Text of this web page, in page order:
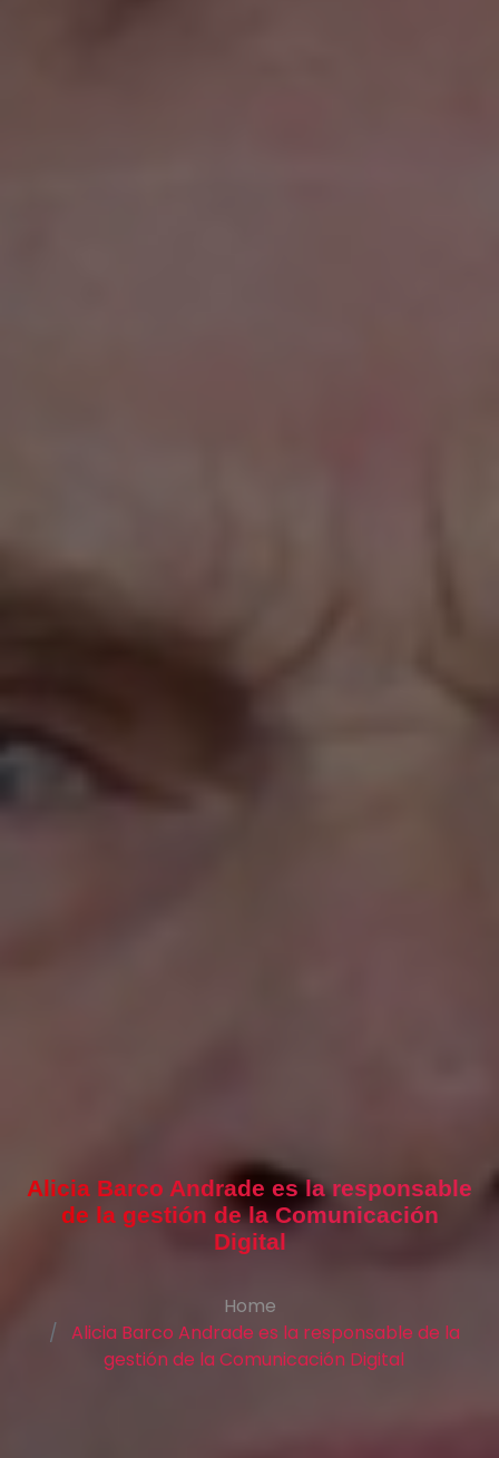
Alicia Barco Andrade es la responsable
de la gestión de la Comunicación
Digital
Home
Alicia Barco Andrade es la responsable de la
gestión de la Comunicación Digital